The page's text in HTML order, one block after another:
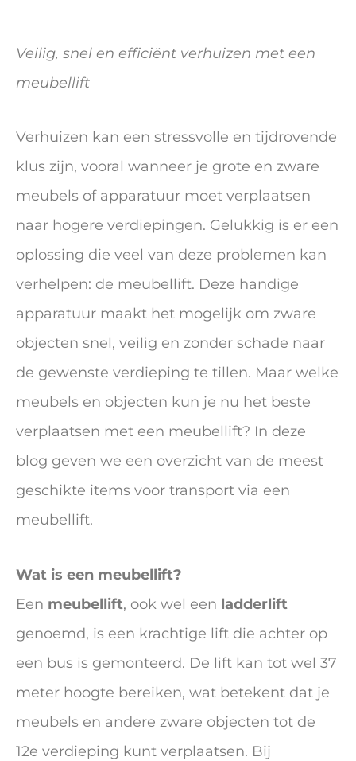
Veilig, snel en efficiënt verhuizen met een
meubellift
Verhuizen kan een stressvolle en tijdrovende
klus zijn, vooral wanneer je grote en zware
meubels of apparatuur moet verplaatsen
naar hogere verdiepingen. Gelukkig is er een
oplossing die veel van deze problemen kan
verhelpen: de meubellift. Deze handige
apparatuur maakt het mogelijk om zware
objecten snel, veilig en zonder schade naar
de gewenste verdieping te tillen. Maar welke
meubels en objecten kun je nu het beste
verplaatsen met een meubellift? In deze
blog geven we een overzicht van de meest
geschikte items voor transport via een
meubellift.
Wat is een meubellift?
Een meubellift, ook wel een ladderlift
genoemd, is een krachtige lift die achter op
een bus is gemonteerd. De lift kan tot wel 37
meter hoogte bereiken, wat betekent dat je
meubels en andere zware objecten tot de
12e verdieping kunt verplaatsen. Bij